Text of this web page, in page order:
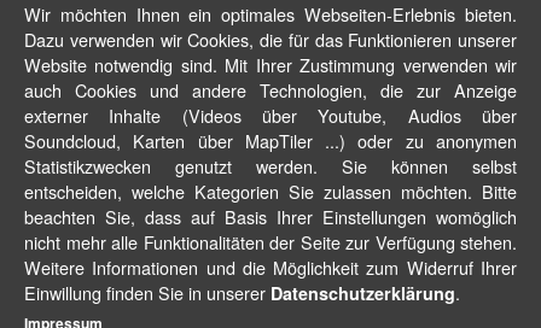
Wir möchten Ihnen ein optimales Webseiten-Erlebnis bieten.
Dazu verwenden wir Cookies, die für das Funktionieren unserer
Website notwendig sind. Mit Ihrer Zustimmung verwenden wir
auch Cookies und andere Technologien, die zur Anzeige
externer Inhalte (Videos über Youtube, Audios über
Soundcloud, Karten über MapTiler ...) oder zu anonymen
Statistikzwecken genutzt werden. Sie können selbst
entscheiden, welche Kategorien Sie zulassen möchten. Bitte
beachten Sie, dass auf Basis Ihrer Einstellungen womöglich
nicht mehr alle Funktionalitäten der Seite zur Verfügung stehen.
Weitere Informationen und die Möglichkeit zum Widerruf Ihrer
Einwillung finden Sie in unserer Datenschutzerklärung.
Impressum